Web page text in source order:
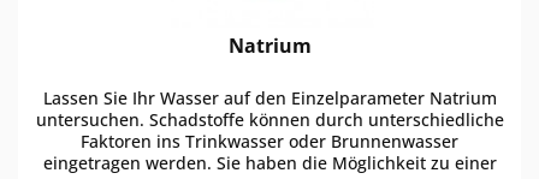
Natrium
Lassen Sie Ihr Wasser auf den Einzelparameter Natrium
untersuchen. Schadstoffe können durch unterschiedliche
Faktoren ins Trinkwasser oder Brunnenwasser
eingetragen werden. Sie haben die Möglichkeit zu einer